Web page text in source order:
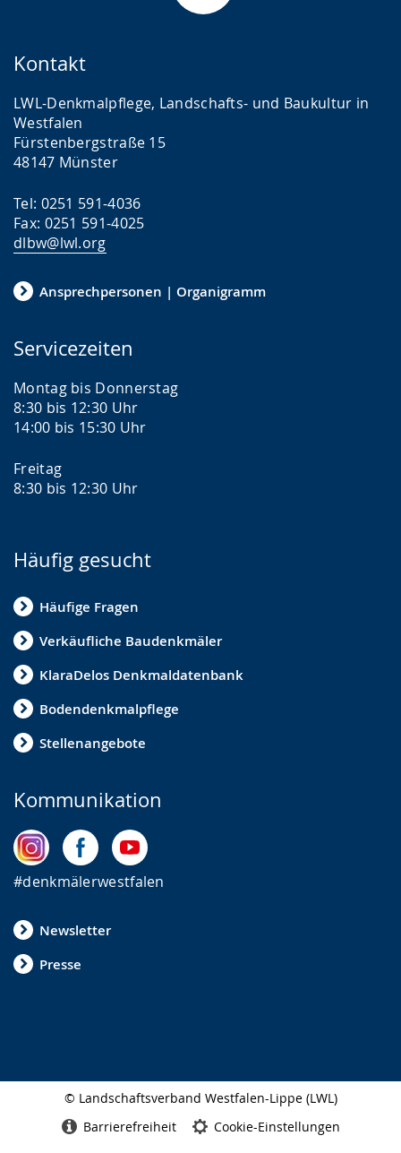
Kontakt
LWL-Denkmalpflege, Landschafts- und Baukultur in
Westfalen
Fürstenbergstraße 15
48147 Münster
Tel: 0251 591-4036
Fax: 0251 591-4025
dlbw@lwl.org
Ansprechpersonen | Organigramm
Servicezeiten
Montag bis Donnerstag
8:30 bis 12:30 Uhr
14:00 bis 15:30 Uhr
Freitag
8:30 bis 12:30 Uhr
Häufig gesucht
Häufige Fragen
Verkäufliche Baudenkmäler
KlaraDelos Denkmaldatenbank
Bodendenkmalpflege
Stellenangebote
Kommunikation
#denkmälerwestfalen
Newsletter
Presse
© Landschaftsverband Westfalen-Lippe (LWL)
Barrierefreiheit Cookie-Einstellungen